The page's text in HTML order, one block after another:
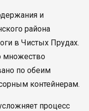
и
района
в Чистых Прудах.
множество
по обеим
контейнерам.
процесс